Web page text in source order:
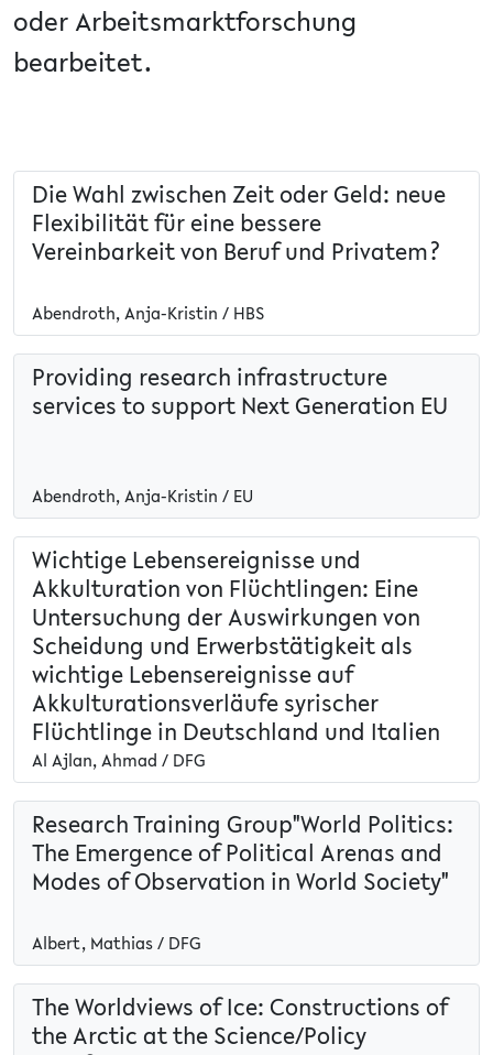
oder Arbeitsmarktforschung
bearbeitet.
Die Wahl zwischen Zeit oder Geld: neue
Flexibilität für eine bessere
Vereinbarkeit von Beruf und Privatem?
Abendroth, Anja-Kristin / HBS
Providing research infrastructure
services to support Next Generation EU
Abendroth, Anja-Kristin / EU
Wichtige Lebensereignisse und
Akkulturation von Flüchtlingen: Eine
Untersuchung der Auswirkungen von
Scheidung und Erwerbstätigkeit als
wichtige Lebensereignisse auf
Akkulturationsverläufe syrischer
Flüchtlinge in Deutschland und Italien
Al Ajlan, Ahmad / DFG
Research Training Group"World Politics:
The Emergence of Political Arenas and
Modes of Observation in World Society"
Albert, Mathias / DFG
The Worldviews of Ice: Constructions of
the Arctic at the Science/Policy